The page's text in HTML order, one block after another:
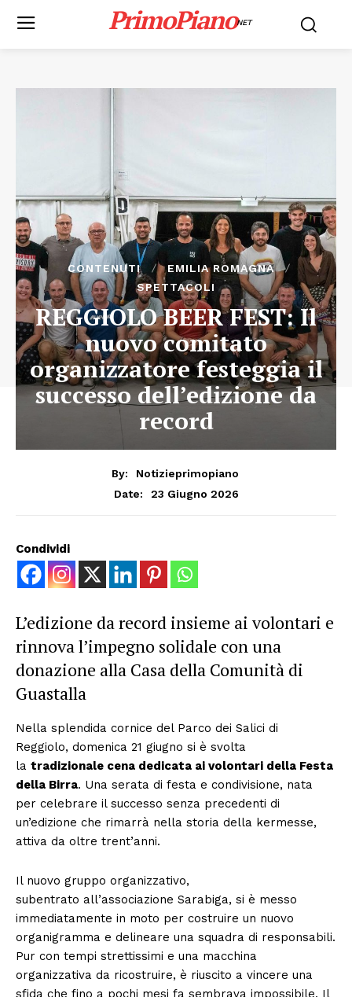
PrimoPianoNET
CONTENUTI
EMILIA ROMAGNA
SPETTACOLI
REGGIOLO BEER FEST: Il
nuovo comitato
organizzatore festeggia il
successo dell’edizione da
record
By:
Notizieprimopiano
Date:
23 Giugno 2026
Condividi
L’edizione da record insieme ai volontari e
rinnova l’impegno solidale con una
donazione alla Casa della Comunità di
Guastalla
Nella splendida cornice del Parco dei Salici di
Reggiolo, domenica 21 giugno si è svolta
la tradizionale cena dedicata ai volontari della Festa
della Birra. Una serata di festa e condivisione, nata
per celebrare il successo senza precedenti di
un’edizione che rimarrà nella storia della kermesse,
attiva da oltre trent’anni.
Il nuovo gruppo organizzativo,
subentrato all’associazione Sarabiga, si è messo
immediatamente in moto per costruire un nuovo
organigramma e delineare una squadra di responsabili.
Pur con tempi strettissimi e una macchina
organizzativa da ricostruire, è riuscito a vincere una
sfida che fino a pochi mesi fa sembrava impossibile. Il